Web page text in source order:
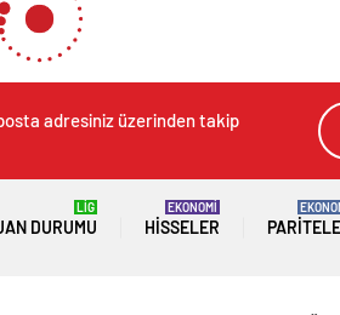
adresiniz üzerinden takip
DURUMU
LİG
HISSELER
EKONOMİ